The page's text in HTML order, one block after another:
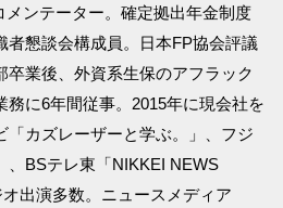
ンテーター。確定拠出年金制度
者懇談会構成員。日本FP協会評議
卒業後、外資系生保のアフラック
務に6年間従事。2015年に現会社を
「カズレーザーと学ぶ。」、フジ
、BSテレ東「NIKKEI NEWS
出演多数。ニュースメディア